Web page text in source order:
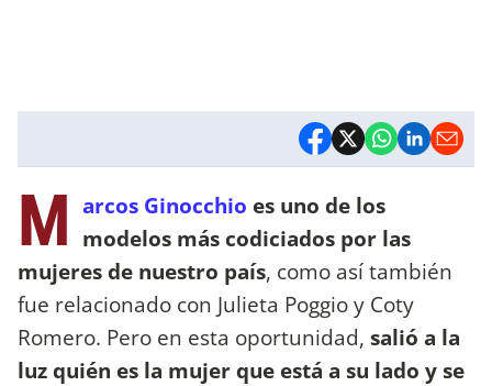
M arcos Ginocchio es uno de los
modelos más codiciados por las
mujeres de nuestro país, como así también
fue relacionado con Julieta Poggio y Coty
Romero. Pero en esta oportunidad, salió a la
luz quién es la mujer que está a su lado y se